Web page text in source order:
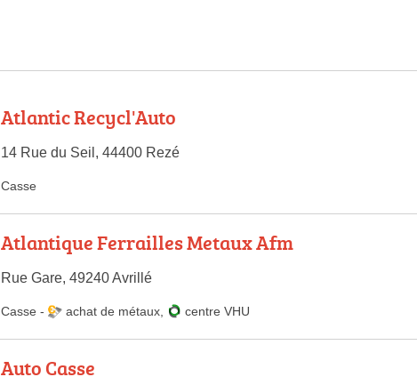
Atlantic Recycl'Auto
14 Rue du Seil, 44400 Rezé
Casse
Atlantique Ferrailles Metaux Afm
Rue Gare, 49240 Avrillé
Casse - achat de métaux centre VHU
Auto Casse